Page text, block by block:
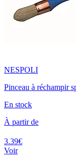
NESPOLI
Pinceau à réchampir
En stock
À partir de
3.39€
Voir